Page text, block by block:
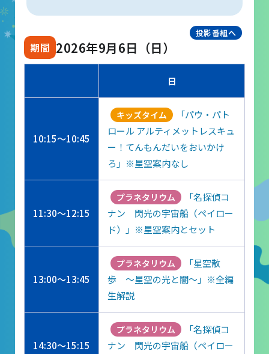
博物館実習について
山梨大学CSTの受講者の方へ
サイトポリシー
プライバシーポリシー
お問い合わせ
プラネタリウム
2026年9月6日（日）
投影番組へ
日
10:15～10:45
キッズタイム
「パウ・パト
ロール アルティメットレスキュ
ー！てんもんだいをおいかけ
ろ」※星空案内なし
11:30～12:15
プラネタリウム
「名探偵コ
ナン 閃光の宇宙船（ペイロー
ド）」※星空案内とセット
13:00～13:45
プラネタリウム
「星空散
歩 ～星空の光と闇～」※全編
生解説
14:30～15:15
プラネタリウム
「名探偵コ
ナン 閃光の宇宙船（ペイロー